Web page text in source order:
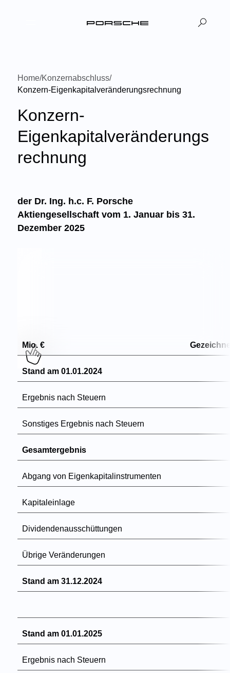
EN
Home/Konzernabschluss/
Konzern-Eigenkapitalveränderungsrechnung
Konzern-
Eigenkapitalveränderungs
rechnung
der Dr. Ing. h.c. F. Porsche
Aktiengesellschaft vom 1. Januar bis 31.
Dezember 2025
Mio. €
Stand am 01.01.2024
Ergebnis nach Steuern
Sonstiges Ergebnis nach Steuern
Gesamtergebnis
Abgang von Eigenkapitalinstrumenten
Kapitaleinlage
Dividendenausschüttungen
Übrige Veränderungen
Stand am 31.12.2024
Stand am 01.01.2025
Ergebnis nach Steuern